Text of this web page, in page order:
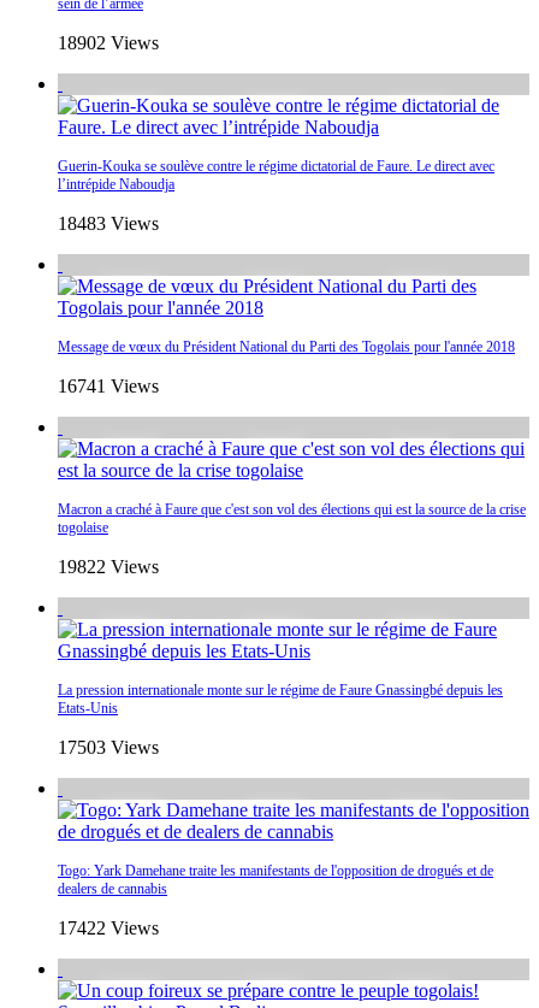
sein de l’armée
18902 Views
Guerin-Kouka se soulève contre le régime dictatorial de Faure. Le direct avec
l’intrépide Naboudja
18483 Views
Message de vœux du Président National du Parti des Togolais pour l'année 2018
16741 Views
Macron a craché à Faure que c'est son vol des élections qui est la source de la crise
togolaise
19822 Views
La pression internationale monte sur le régime de Faure Gnassingbé depuis les
Etats-Unis
17503 Views
Togo: Yark Damehane traite les manifestants de l'opposition de drogués et de
dealers de cannabis
17422 Views